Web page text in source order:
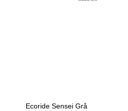
Ecoride Sensei Grå